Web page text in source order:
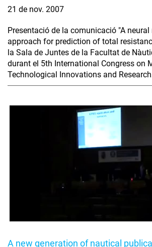
21 de nov. 2007
Presentació de la comunicació "A
approach for prediction of total
la Sala de Juntes de la Facultat de
durant el 5th International Congress on
Technological Innovations and
A new generation of nautical